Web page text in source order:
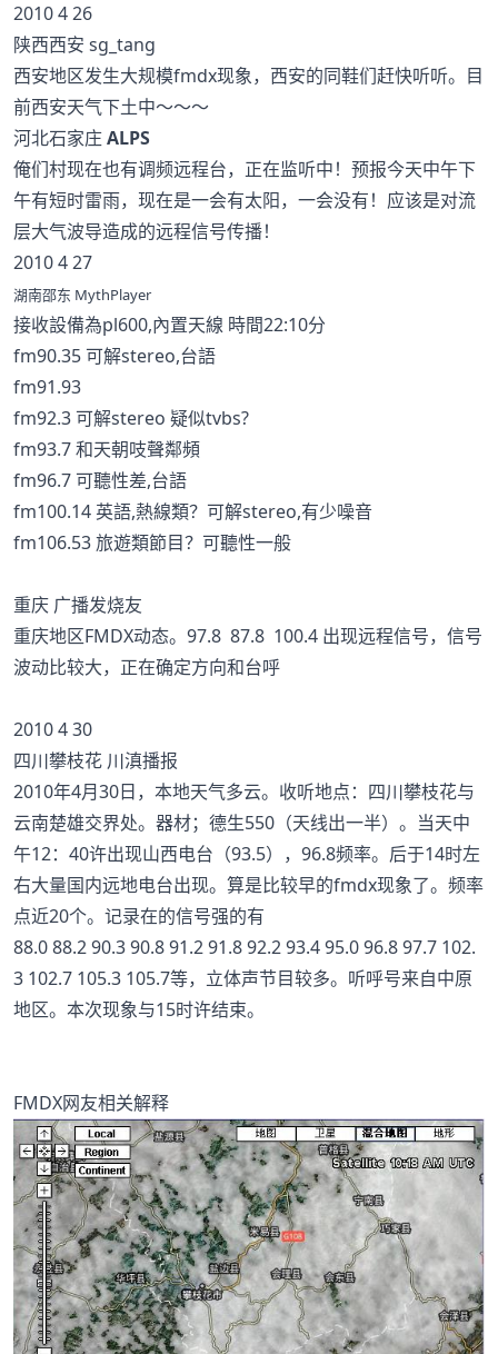
2010 4 26
陕西西安 sg_tang
西安地区发生大规模fmdx现象，西安的同鞋们赶快听听。目
前西安天气下土中～～～
河北石家庄ALPS
俺们村现在也有调频远程台，正在监听中！预报今天中午下
午有短时雷雨，现在是一会有太阳，一会没有！应该是对流
层大气波导造成的远程信号传播！
2010 4 27
湖南邵东 MythPlayer
接收設備為pl600,內置天線 時間22:10分
fm90.35 可解stereo,台語
fm91.93
fm92.3 可解stereo 疑似tvbs?
fm93.7 和天朝吱聲鄰頻
fm96.7 可聽性差,台語
fm100.14 英語,熱線類？可解stereo,有少噪音
fm106.53 旅遊類節目？可聽性一般
重庆 广播发烧友
重庆地区FMDX动态。97.8 87.8 100.4 出现远程信号，信号
波动比较大，正在确定方向和台呼
2010 4 30
四川攀枝花 川滇播报
2010年4月30日，本地天气多云。收听地点：四川攀枝花与
云南楚雄交界处。器材；德生550（天线出一半）。当天中
午12：40许出现山西电台（93.5），96.8频率。后于14时左
右大量国内远地电台出现。算是比较早的fmdx现象了。频率
点近20个。记录在的信号强的有
88.0 88.2 90.3 90.8 91.2 91.8 92.2 93.4 95.0 96.8 97.7 102.
3 102.7 105.3 105.7等，立体声节目较多。听呼号来自中原
地区。本次现象与15时许结束。
FMDX网友相关解释